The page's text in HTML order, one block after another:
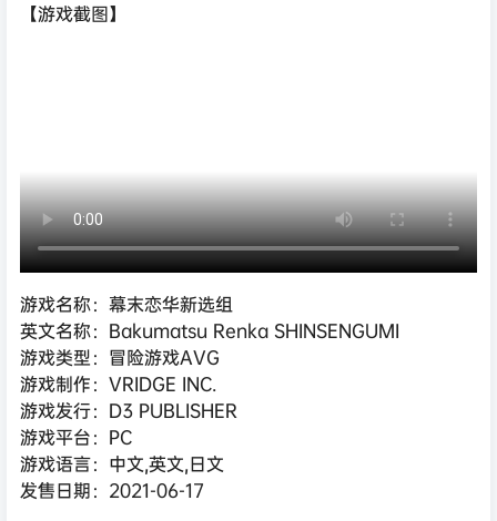
【游戏截图】
游戏名称：幕末恋华新选组
英文名称：Bakumatsu Renka SHINSENGUMI
游戏类型：冒险游戏AVG
游戏制作：VRIDGE INC.
游戏发行：D3 PUBLISHER
游戏平台：PC
游戏语言：中文,英文,日文
发售日期：2021-06-17